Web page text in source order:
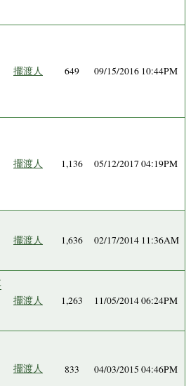
擺渡人 649 09/15/2016 10:44PM
擺渡人 1,136 05/12/2017 04:19PM
擺渡人 1,636 02/17/2014 11:36AM
擺渡人 1,263 11/05/2014 06:24PM
擺渡人 833 04/03/2015 04:46PM